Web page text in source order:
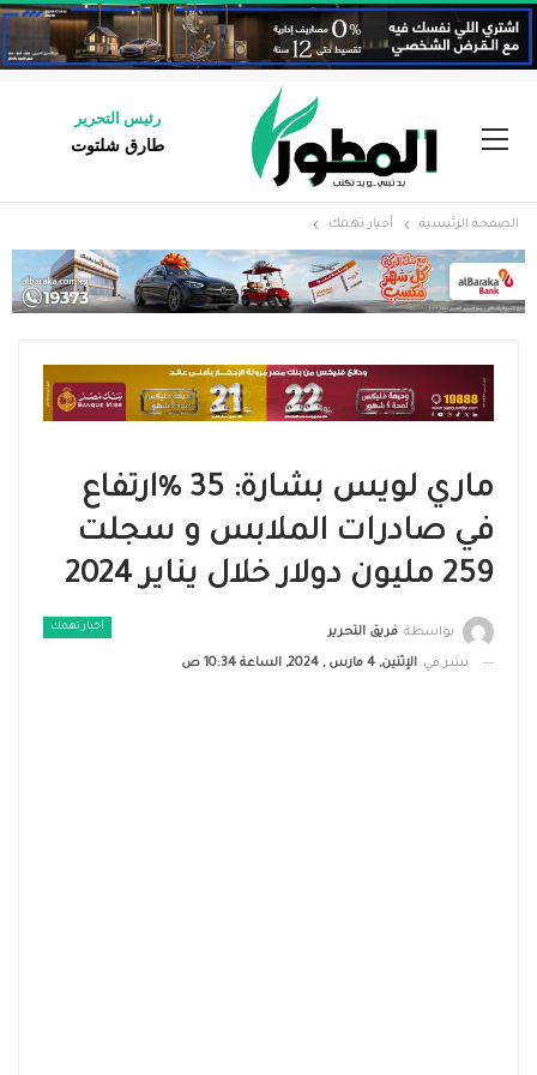
رئيس التحرير
طارق شلتوت
الصفحة الرئيسية أخبار تهمك
ماري لويس بشارة: 35 %ارتفاع
في صادرات الملابس و سجلت
259 مليون دولار خلال يناير 2024
أخبار تهمك بواسطة فريق التحرير
نشر في الإثنين, 4 مارس , 2024, الساعة 10:34 ص